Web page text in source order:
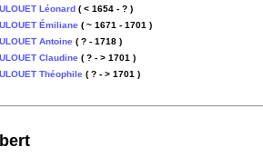
Léonard ( < 1654 - ? )
Émiliane ( ~ 1671 - 1701 )
Antoine ( ? - 1718 )
Claudine ( ? - > 1701 )
Théophile ( ? - > 1701 )